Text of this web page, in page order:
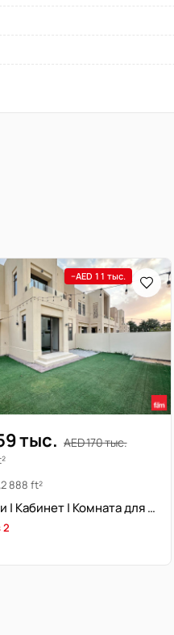
−AED 11 тыс.
тыс. AED 170 тыс.
2 888 ft²
3 спальни | Кабинет | Комната для прислуги | Type H
2